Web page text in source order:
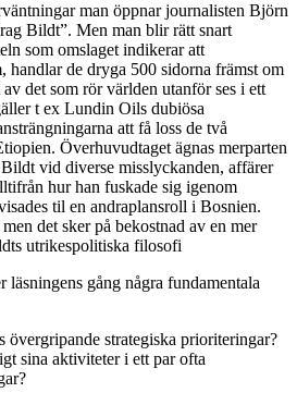
man öppnar journalisten Björn
Bildt”. Men man blir rätt snart
som omslaget indikerar att
handlar de dryga 500 sidorna främst om
det som rör världen utanför ses i ett
t ex Lundin Oils dubiösa
att få loss de två
Överhuvudtaget ägnas merparten
vid diverse misslyckanden, affärer
hur han fuskade sig igenom
til en andraplansroll i Bosnien.
det sker på bekostnad av en mer
utrikespolitiska filosofi
läsningens gång några fundamentala
strategiska prioriteringar?
sina aktiviteter i ett par ofta